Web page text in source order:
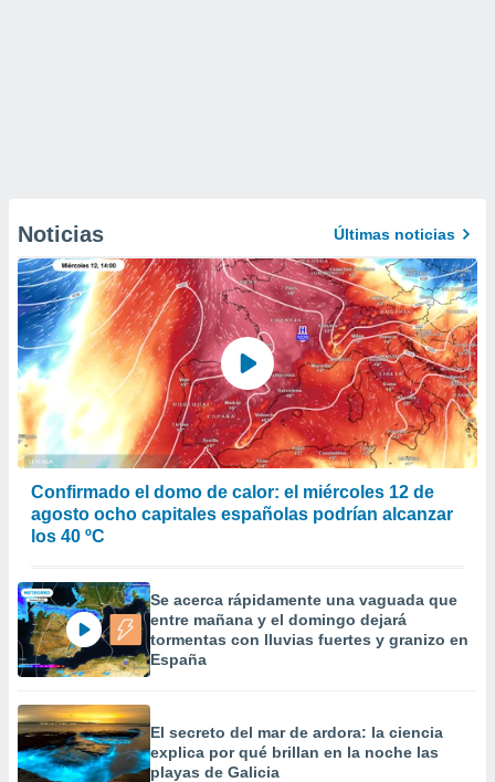
Noticias Últimas noticias
Confirmado el domo de calor: el miércoles 12 de
agosto ocho capitales españolas podrían alcanzar
los 40 ºC
Se acerca rápidamente una vaguada que
entre mañana y el domingo dejará
tormentas con lluvias fuertes y granizo en
España
El secreto del mar de ardora: la ciencia
explica por qué brillan en la noche las
playas de Galicia